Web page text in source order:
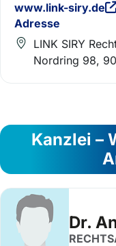
www.link-siry.de
Adresse
LINK SIRY
Nordring 98,
Kanzlei –
Dr.